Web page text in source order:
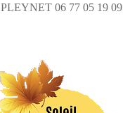
PLEYNET 06 77 05 19 09